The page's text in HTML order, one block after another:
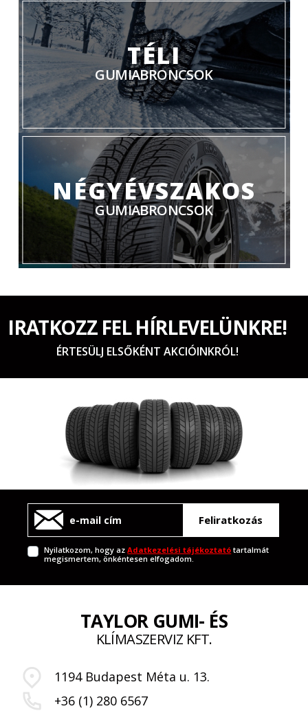
TÉLI
GUMIABRONCSOK
NÉGYÉVSZAKOS
GUMIABRONCSOK
IRATKOZZ FEL HÍRLEVELÜNKRE!
ÉRTESÜLJ ELSŐKÉNT AKCIÓINKRÓL!
Feliratkozás
Nyilatkozom, hogy azAdatkezelési tájékoztató tartalmát
megismertem, önkéntesen elfogadom.
TAYLOR GUMI- ÉS
KLÍMASZERVIZ KFT.
1194 Budapest Méta u. 13.
+36 (1) 280 6567